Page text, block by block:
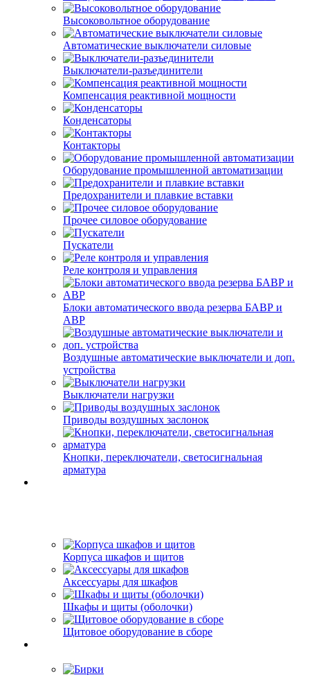
Высоковольтное оборудование
Автоматические выключатели cиловые
Выключатели-разъединители
Компенсация реактивной мощности
Конденсаторы
Контакторы
Оборудование промышленной автоматизации
Предохранители и плавкие вставки
Прочее силовое оборудование
Пускатели
Реле контроля и управления
Блоки автоматического ввода резерва БАВР и
АВР
Воздушные автоматические выключатели и доп.
устройства
Выключатели нагрузки
Приводы воздушных заслонок
Кнопки, переключатели, светосигнальная
арматура
Корпуса шкафов и щитов
Аксессуары для шкафов
Шкафы и щиты (оболочки)
Щитовое оборудование в сборе